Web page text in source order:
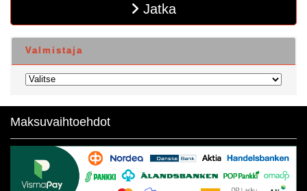
Jatka
Valmistaja
Maksuvaihtoehdot